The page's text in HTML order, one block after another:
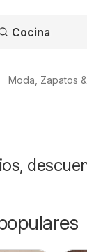
Moda, Zapatos